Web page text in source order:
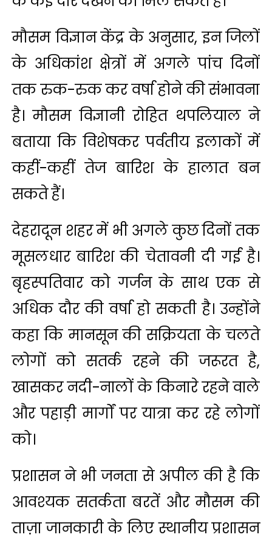
मौसम विज्ञान केंद्र के अनुसार, इन जिलों
के अधिकांश क्षेत्रों में अगले पांच दिनों
तक रुक-रुक कर वर्षा होने की संभावना
है। मौसम विज्ञानी रोहित थपलियाल ने
बताया कि विशेषकर पर्वतीय इलाकों में
कहीं-कहीं तेज बारिश के हालात बन
सकते हैं।
देहरादून शहर में भी अगले कुछ दिनों तक
मूसलधार बारिश की चेतावनी दी गई है।
बृहस्पतिवार को गर्जन के साथ एक से
अधिक दौर की वर्षा हो सकती है। उन्होंने
कहा कि मानसून की सक्रियता के चलते
लोगों को सतर्क रहने की जरूरत है,
खासकर नदी-नालों के किनारे रहने वाले
और पहाड़ी मार्गों पर यात्रा कर रहे लोगों
को।
प्रशासन ने भी जनता से अपील की है कि
आवश्यक सतर्कता बरतें और मौसम की
ताज़ा जानकारी के लिए स्थानीय प्रशासन